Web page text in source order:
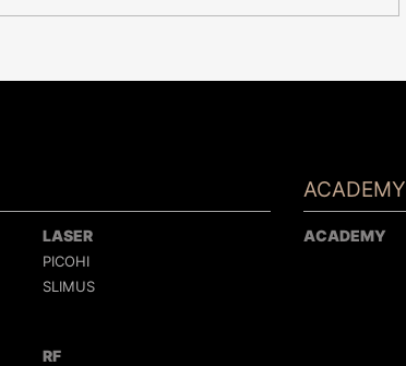
LASER
PICOHI
SLIMUS
RF
ACADEMY
ACADEMY